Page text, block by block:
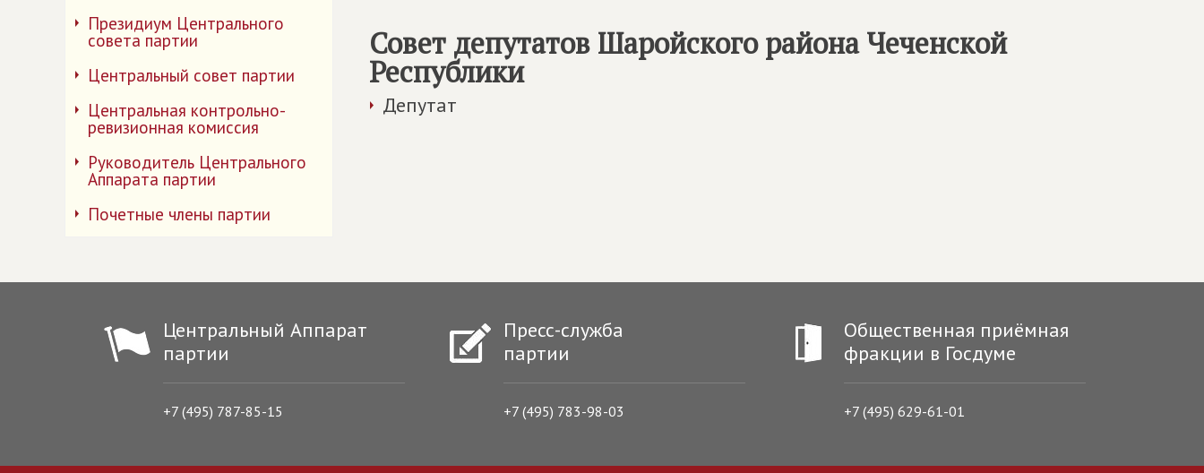
Президиум Центрального
совета партии
Центральный совет партии
Центральная контрольно-
ревизионная комиссия
Руководитель Центрального
Аппарата партии
Почетные члены партии
Совет депутатов Шаройского района Чеченской
Республики
Депутат
Центральный Аппарат
партии
+7 (495) 787-85-15
Пресс-служба
партии
+7 (495) 783-98-03
Общественная приёмная
фракции в Госдуме
+7 (495) 629-61-01